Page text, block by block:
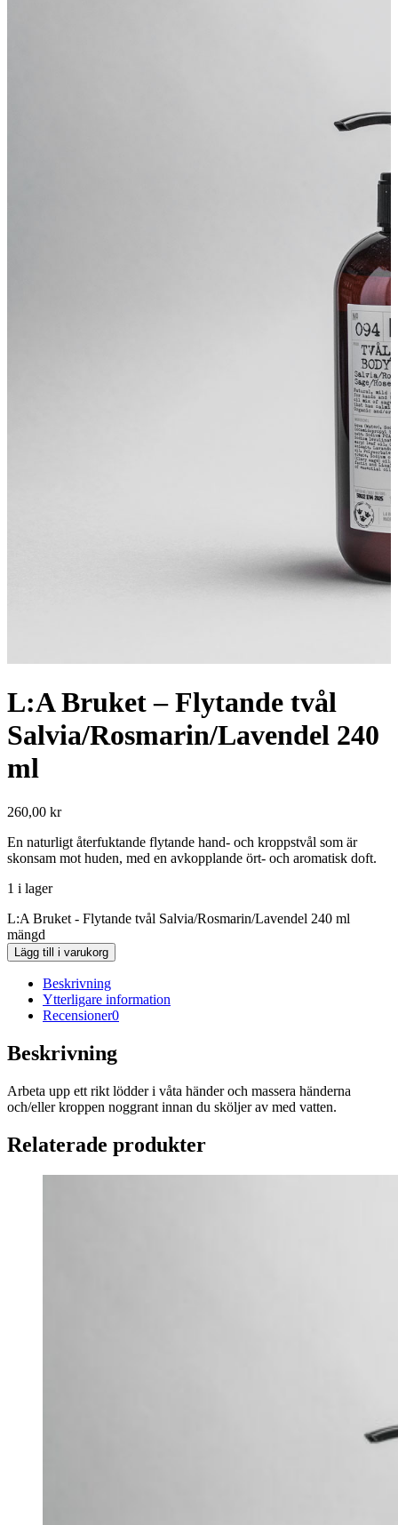
L:A Bruket – Flytande tvål
Salvia/Rosmarin/Lavendel 240
ml
260,00 kr
En naturligt återfuktande flytande hand- och kroppstvål som är
skonsam mot huden, med en avkopplande ört- och aromatisk doft.
1 i lager
L:A Bruket - Flytande tvål Salvia/Rosmarin/Lavendel 240 ml
mängd
Lägg till i varukorg
Beskrivning
Ytterligare information
Recensioner0
Beskrivning
Arbeta upp ett rikt lödder i våta händer och massera händerna
och/eller kroppen noggrant innan du sköljer av med vatten.
Relaterade produkter